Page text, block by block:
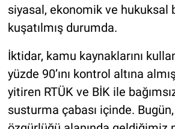
siyasal, ekonomik ve hukuksal
kuşatılmış durumda.
İktidar, kamu kaynaklarını
yüzde 90’ını kontrol altına
yitiren RTÜK ve BİK ile
susturma çabası içinde.